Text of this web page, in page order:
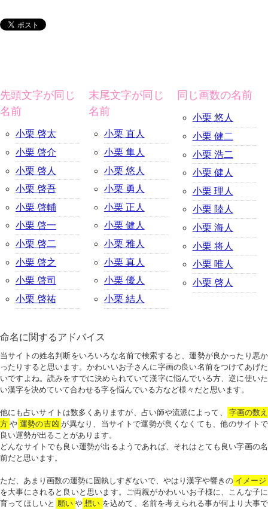
先頭文字が同じ
名前
小栗 啓太
小栗 啓介
小栗 啓人
小栗 啓吾
小栗 啓輔
小栗 啓一
小栗 啓二
小栗 啓之
小栗 啓司
小栗 啓祐
末尾文字が同じ
名前
小栗 直人
小栗 隼人
小栗 悠人
小栗 勇人
小栗 正人
小栗 健人
小栗 雅人
小栗 真人
小栗 優人
小栗 結人
同じ画数の名前
小栗 悠人
小栗 健二
小栗 浩二
小栗 健人
小栗 理人
小栗 陸人
小栗 海人
小栗 将人
小栗 唯人
小栗 啓人
命名に関するアドバイス
当サイトの姓名判断をいろいろな名前で検索すると、運勢が良かったり悪か
ったりすると思います。かわいいお子さんに字画の良い名前をつけてあげた
いですよね。読みをすでに決められていて漢字に悩んでいる方、逆に使いた
い漢字を決めていて合わせる字を悩んでいる方など様々だと思います。
他にも占いサイトは数多くありますが、占い師や流派によって、
字画の数え
方 や 運勢の吉凶 が異なり、当サイトで運勢が良くなくても、他のサイトで
良い運勢が出ることがあります。
どんなサイトでも良い運勢が出るようであれば、それはとても良い字画の名
前だと思います。
ただ、あまり画数の運勢に固執しすぎないで、やはり漢字や響きの イメージ
を大事にされると良いと思います。ご両親がかわいいお子様に、こんな子に
育ってほしいと 願い や 想い を込めて、名前を考えられる事が何より大事で